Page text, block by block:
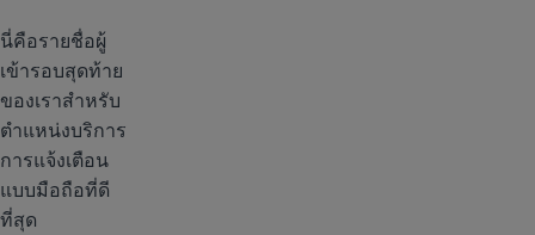
นี่คือรายชื่อผู้
เข้ารอบสุดท้าย
ของเราสำหรับ
ตำแหน่งบริการ
การแจ้งเตือน
แบบมือถือที่ดี
ที่สุด